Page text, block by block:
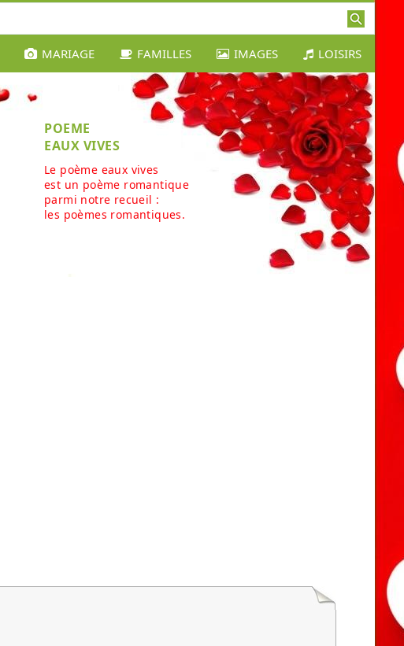
MARIAGE FAMILLES IMAGES LOISIRS
POEME
EAUX VIVES
Le poème eaux vives
est un poème romantique
parmi notre recueil :
les poèmes romantiques.